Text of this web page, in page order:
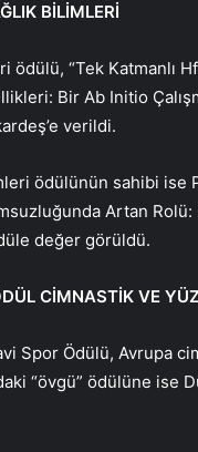
BİLİMLERİ
ödülü, “Tek Katmanlı
Bir Ab Initio
verildi.
ödülünün sahibi ise
Artan Rolü:
değer görüldü.
CİMNASTİK VE
Spor Ödülü, Avrupa
“övgü” ödülüne ise